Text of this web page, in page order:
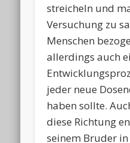
streicheln und
Versuchung zu
Menschen
allerdings auch
jeder neue
haben sollte.
diese Richtung
seinem Bruder